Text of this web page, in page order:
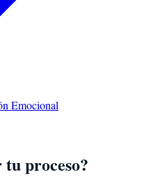
Emocional
proceso?